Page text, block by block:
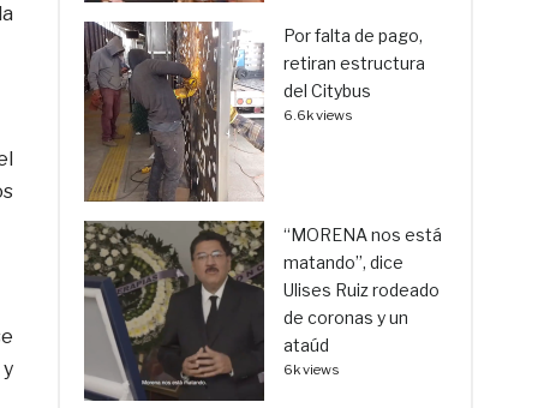
Por falta de pago,
retiran estructura
del Citybus
6.6k views
“MORENA nos está
matando”, dice
Ulises Ruiz rodeado
de coronas y un
ataúd
6k views